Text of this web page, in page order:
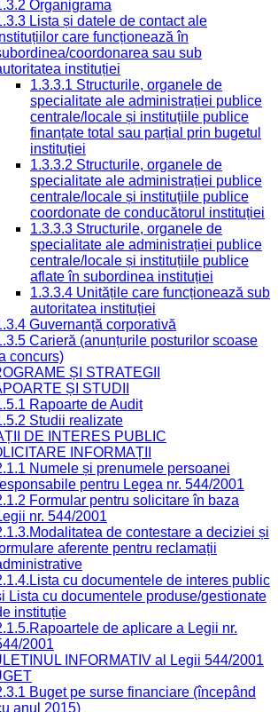
Organigrama
Lista și datele de contact ale
care funcționează în
coordonarea sau sub
instituției
1.3.3.1 Structurile, organele de
specialitate ale administrației publice
centrale/locale și instituțiile publice
finanțate total sau parțial prin bugetul
instituției
1.3.3.2 Structurile, organele de
specialitate ale administrației publice
centrale/locale și instituțiile publice
coordonate de conducătorul instituției
1.3.3.3 Structurile, organele de
specialitate ale administrației publice
centrale/locale și instituțiile publice
aflate în subordinea instituției
1.3.3.4 Unitățile care funcționează sub
autoritatea instituției
Guvernanță corporativă
Carieră (anunțurile posturilor scoase
concurs)
ȘI STRATEGII
ȘI STUDII
Rapoarte de Audit
Studii realizate
DE INTERES PUBLIC
INFORMAȚII
Numele și prenumele persoanei
pentru Legea nr. 544/2001
Formular pentru solicitare în baza
nr. 544/2001
de contestare a deciziei și
aferente pentru reclamații
cu documentele de interes public
Lista cu documentele produse/gestionate
instituție
de aplicare a Legii nr.
2001
INFORMATIV al Legii 544/2001
Buget pe surse financiare (începând
anul 2015)